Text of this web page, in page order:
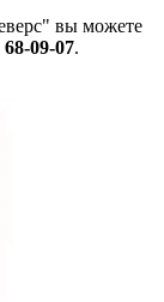
вы можете
09-07.